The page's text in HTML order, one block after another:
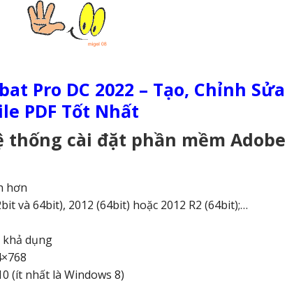
Pro DC 2022 – Tạo, Chỉnh Sửa
PDF Tốt Nhất
cài đặt phần mềm Adobe
hơn
và 64bit), 2012 (64bit) hoặc 2012 R2 (64bit);…
khả dụng
(ít nhất là Windows 8)